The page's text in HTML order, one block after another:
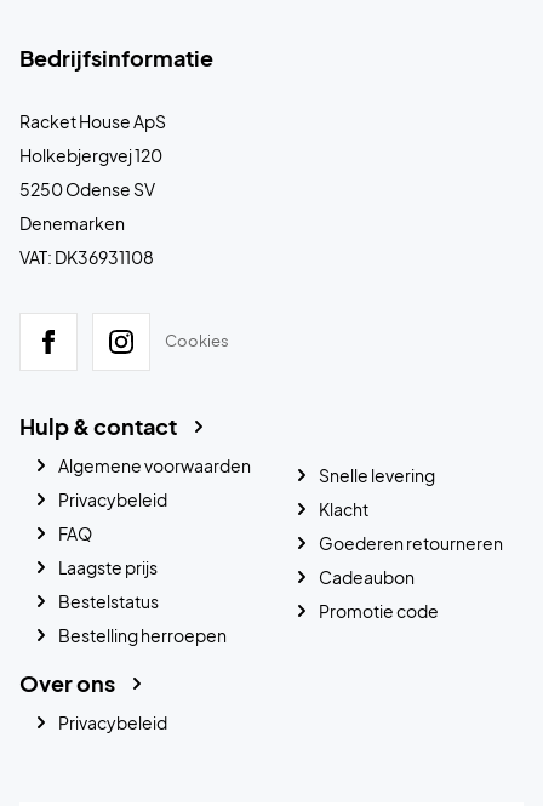
Bedrijfsinformatie
Racket House ApS
Holkebjergvej 120
5250 Odense SV
Denemarken
VAT: DK36931108
Cookies
Hulp & contact
Algemene voorwaarden
Privacybeleid
FAQ
Laagste prijs
Bestelstatus
Bestelling herroepen
Snelle levering
Klacht
Goederen retourneren
Cadeaubon
Promotie code
Over ons
Privacybeleid